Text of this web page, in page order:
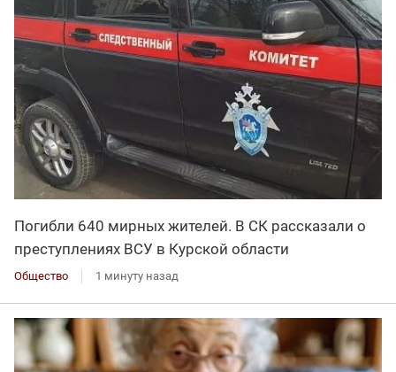
Погибли 640 мирных жителей. В СК рассказали о
преступлениях ВСУ в Курской области
Общество 1 минуту назад